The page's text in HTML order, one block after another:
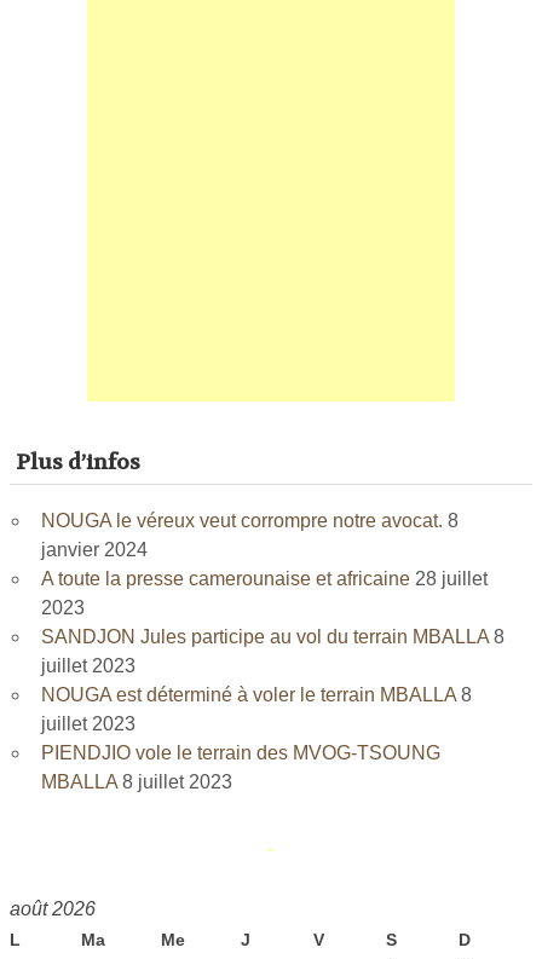
Plus d’infos
NOUGA le véreux veut corrompre notre avocat. 8
janvier 2024
A toute la presse camerounaise et africaine 28 juillet
2023
SANDJON Jules participe au vol du terrain MBALLA 8
juillet 2023
NOUGA est déterminé à voler le terrain MBALLA 8
juillet 2023
PIENDJIO vole le terrain des MVOG-TSOUNG
MBALLA 8 juillet 2023
août 2026
L Ma Me J V S D